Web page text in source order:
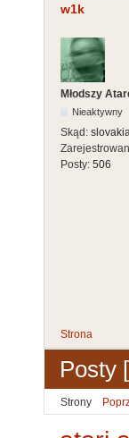
w1k
Młodszy
Nieaktywny
Skąd: slovakia
Posty: 506
Strona
Posty
Strony